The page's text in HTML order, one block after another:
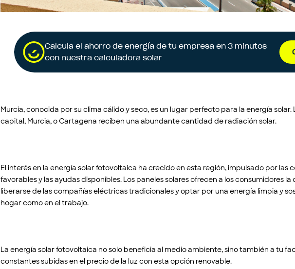
Calcula el ahorro de energía de tu empresa en 3 minutos
con nuestra calculadora solar
Murcia, conocida por su clima cálido y seco, es un lugar perfecto para la energía solar.
capital, Murcia, o Cartagena reciben una abundante cantidad de radiación solar.
El interés en la energía solar fotovoltaica ha crecido en esta región, impulsado por las
favorables y las ayudas disponibles. Los paneles solares ofrecen a los consumidores
liberarse de las compañías eléctricas tradicionales y optar por una energía limpia y
hogar como en el trabajo.
La energía solar fotovoltaica no solo beneficia al medio ambiente, sino también a tu
constantes subidas en el precio de la luz con esta opción renovable.